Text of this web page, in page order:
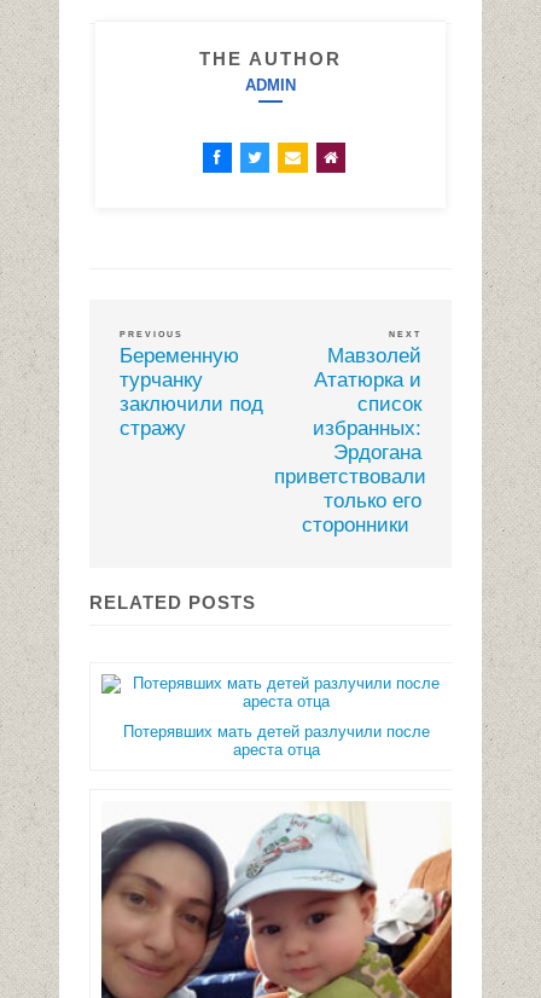
THE AUTHOR
ADMIN
PREVIOUS
Беременную
турчанку
заключили под
стражу
NEXT
Мавзолей
Ататюрка и
список
избранных:
Эрдогана
приветствовали
только его
сторонники
RELATED POSTS
Потерявших мать детей разлучили после
ареста отца